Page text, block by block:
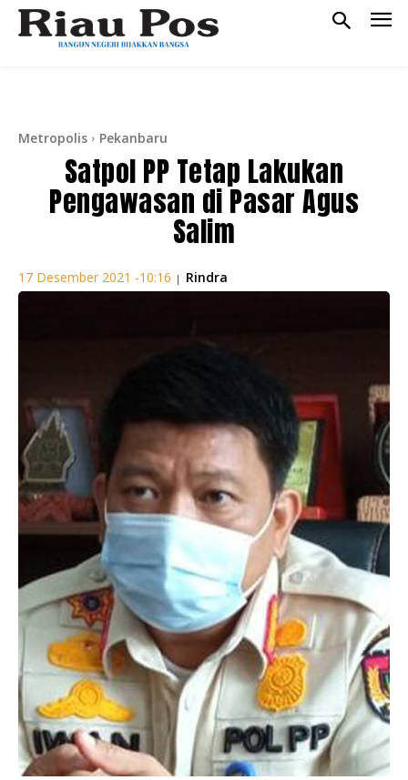
Metropolis Pekanbaru
Satpol PP Tetap Lakukan
Pengawasan di Pasar Agus
Salim
17 Desember 2021 -10:16 | Rindra